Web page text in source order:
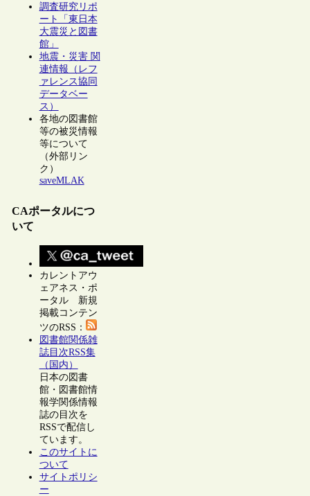
調査研究リポ
ート「東日本
大震災と図書
館」
地震・災害 関
連情報（レフ
ァレンス協同
データベー
ス）
各地の図書館
等の被災情報
等について
（外部リン
ク）
saveMLAK
CAポータルにつ
いて
カレントアウ
ェアネス・ポ
ータル 新規
掲載コンテン
ツのRSS：
図書館関係雑
誌目次RSS集
（国内）
日本の図書
館・図書館情
報学関係情報
誌の目次を
RSSで配信し
ています。
このサイトに
ついて
サイトポリシ
ー